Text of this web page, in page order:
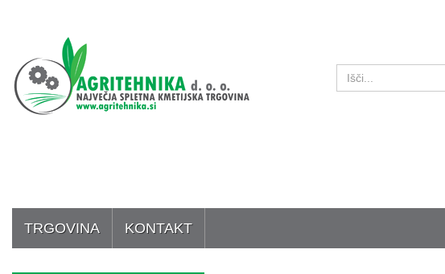
TRGOVINA KONTAKT